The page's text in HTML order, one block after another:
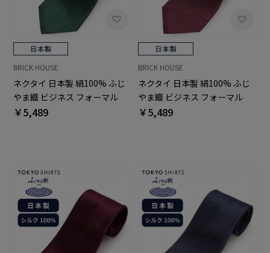
BRICK HOUSE
ネクタイ 日本製 絹100% ふじ
やま織 ビジネス フォーマル
￥5,489
BRICK HOUSE
ネクタイ 日本製 絹100% ふじ
やま織 ビジネス フォーマル
￥5,489